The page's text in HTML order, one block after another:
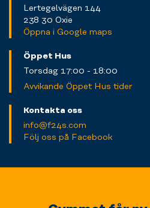
Lertegelvägen 144
238 30 Oxie
Öppna i Google maps
Öppet Hus
Torsdag 17:00 - 18:00
Avvikande Öppet Hus tider
Kontakta oss
info@f24s.com
Följ oss på Facebook